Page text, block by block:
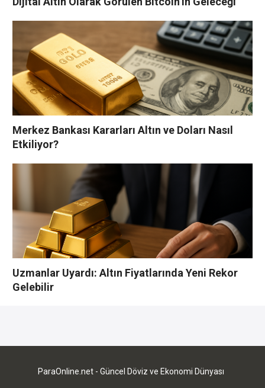
Merkez Bankası Kararları Altın ve Doları Nasıl
Etkiliyor?
Uzmanlar Uyardı: Altın Fiyatlarında Yeni Rekor
Gelebilir
ParaOnline.net - Güncel Döviz ve Ekonomi Dünyası